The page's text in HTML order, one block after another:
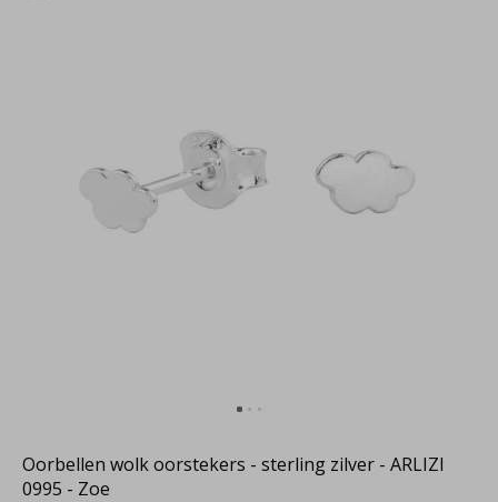
Oorbellen wolk oorstekers - sterling zilver - ARLIZI
0995 - Zoe